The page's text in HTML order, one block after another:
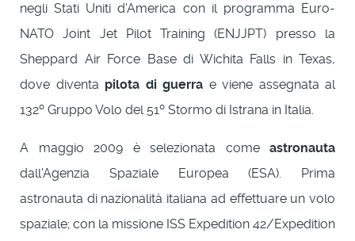
negli Stati Uniti d'America con il programma Euro-
NATO Joint Jet Pilot Training (ENJJPT) presso la
Sheppard Air Force Base di Wichita Falls in Texas,
dove diventa pilota di guerra e viene assegnata al
132º Gruppo Volo del 51º Stormo di Istrana in Italia.
A maggio 2009 è selezionata come astronauta
dall'Agenzia Spaziale Europea (ESA). Prima
astronauta di nazionalità italiana ad effettuare un volo
spaziale; con la missione ISS Expedition 42/Expedition